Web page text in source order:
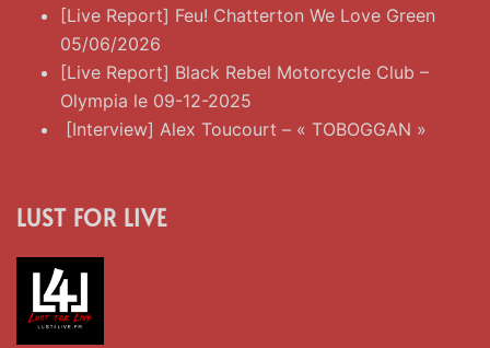
[Live Report] Feu! Chatterton We Love Green
05/06/2026
[Live Report] Black Rebel Motorcycle Club –
Olympia le 09-12-2025
[Interview] Alex Toucourt – « TOBOGGAN »
LUST FOR LIVE